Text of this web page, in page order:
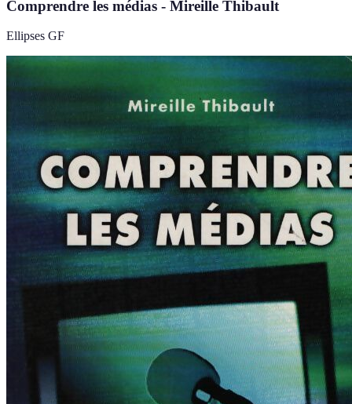
Comprendre les médias - Mireille Thibault
Ellipses GF